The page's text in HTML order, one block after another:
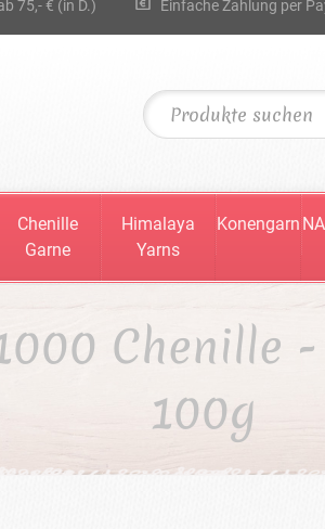
75,- € (in D.)
Einfache Zahlung per
Chenille
Garne
Himalaya
Yarns
Konengarn
Chenille
100g